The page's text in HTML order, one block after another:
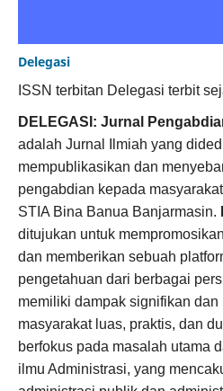
Delegasi
ISSN terbitan Delegasi terbit
DELEGASI: Jurnal
adalah Jurnal Ilmiah yang
mempublikasikan dan
pengabdian kepada
STIA Bina Banua Banjarmasin.
ditujukan untuk
dan memberikan sebuah
pengetahuan dari berbagai
memiliki dampak signifikan
masyarakat luas, praktis, dan
berfokus pada masalah utama
ilmu Administrasi, yang